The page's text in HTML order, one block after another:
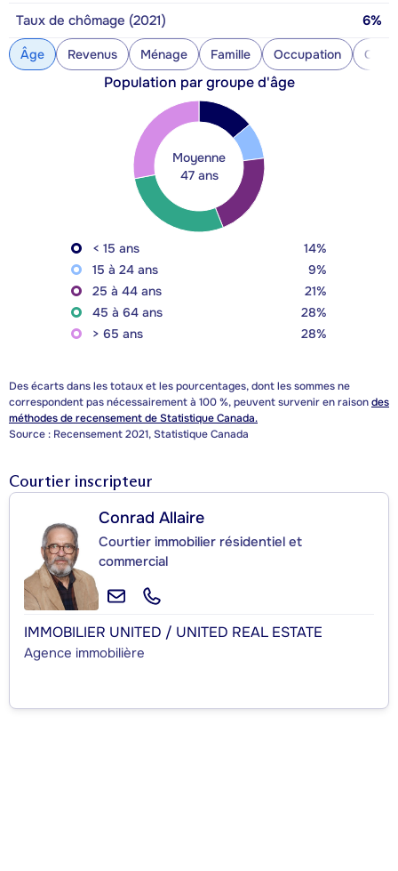
Taux de chômage (2021) 6%
Âge Revenus Ménage Famille Occupation
Population par groupe d'âge
Moyenne
47 ans
< 15 ans
14%
15 à 24 ans
9%
25 à 44 ans
21%
45 à 64 ans
28%
> 65 ans
28%
Des écarts dans les totaux et les pourcentages, dont les sommes ne
correspondent pas nécessairement à 100 %, peuvent survenir en raisondes
méthodes de recensement de Statistique Canada.
Source : Recensement 2021, Statistique Canada
Courtier inscripteur
Conrad Allaire
Courtier immobilier résidentiel et
commercial
IMMOBILIER UNITED / UNITED REAL ESTATE
Agence immobilière